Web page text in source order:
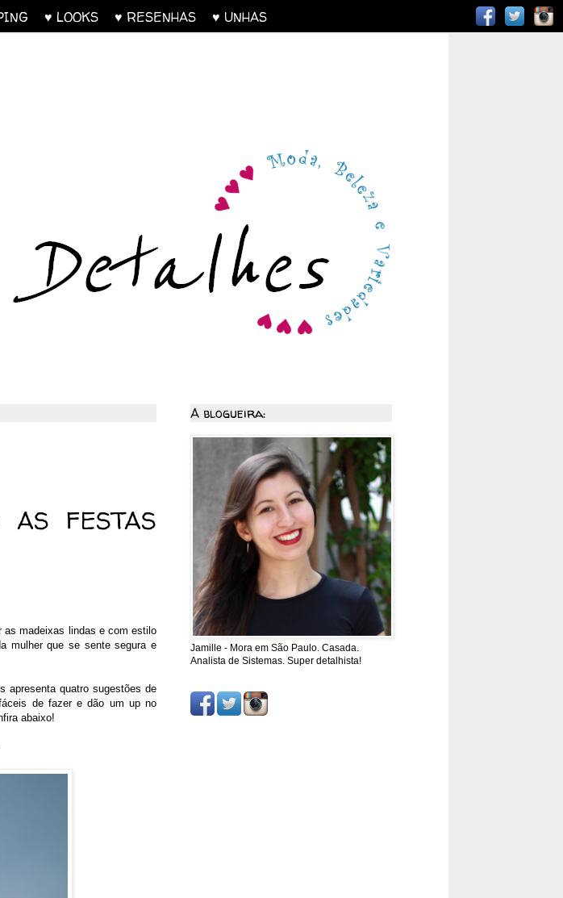
♥ LOOKS ♥ RESENHAS ♥ UNHAS
AS FESTAS
as madeixas lindas e com estilo
mulher que se sente segura e
apresenta quatro sugestões de
de fazer e dão um up no
abaixo!
A blogueira:
Jamille - Mora em São Paulo. Casada.
Analista de Sistemas. Super detalhista!